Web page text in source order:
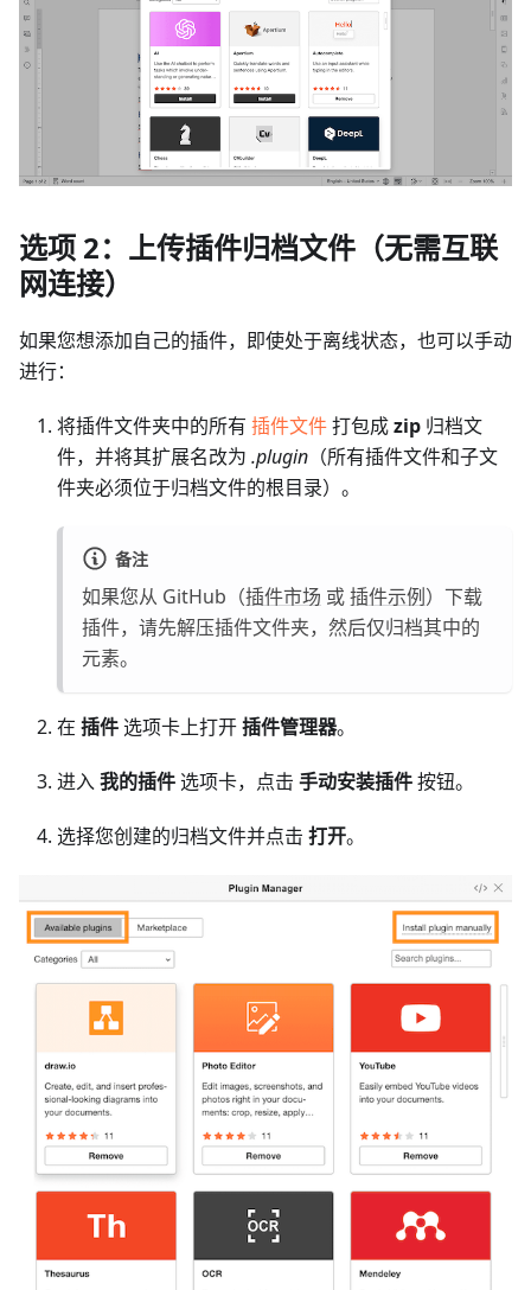
选项 2：上传插件归档文件（无需互联
网连接）
如果您想添加自己的插件，即使处于离线状态，也可以手动
进行：
将插件文件夹中的所有 插件文件打包成zip 归档文
件，并将其扩展名改为 .plugin （所有插件文件和子文
件夹必须位于归档文件的根目录）。
备注
如果您从 GitHub（插件市场 或插件示例）下载
插件，请先解压插件文件夹，然后仅归档其中的
元素。
在 插件选项卡上打开插件管理器。
进入我的插件选项卡，点击 手动安装插件按钮。
选择您创建的归档文件并点击 打开。